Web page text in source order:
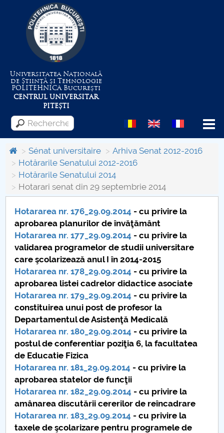
Universitatea Națională
de Știință și Tehnologie
POLITEHNICABucurești
CENTRUL UNIVERSITAR
PITEȘTI
Menu
Despre Universitate
Centrul de Management al Proiectelor
Conseil d'administration
Nr. de telefon si adrese Facultăți
Informations sur l'admission
Români de pretutindeni - ADMITERE
Sénat universitaire
Facultés
STUDENTI CUP
Ghiduri pentru STUDENȚI
Relations publiques
Sénat universitaire
Arhiva Senat 2012-2016
Hotărarile Senatului 2012-2016
Hotărarile Senatului 2014
Hotarari senat din 29 septembrie 2014
Hotararea nr. 176_29.09.2014 - cu privire la
aprobarea planurilor de învăţământ
Hotararea nr. 177_29.09.2014 - cu privire la
validarea programelor de studii universitare
care şcolarizează anul I în 2014-2015
Hotararea nr. 178_29.09.2014 - cu privire la
aprobarea listei cadrelor didactice asociate
Hotararea nr. 179_29.09.2014 - cu privire la
constituirea unui post de profesor la
Departamentul de Asistenţă Medicală
Hotararea nr. 180_29.09.2014 - cu privire la
postul de conferentiar poziţia 6, la facultatea
de Educatie Fizica
Hotararea nr. 181_29.09.2014 - cu privire la
aprobarea statelor de funcţii
Hotararea nr. 182_29.09.2014 - cu privire la
amânarea discutării cererilor de reîncadrare
Hotararea nr. 183_29.09.2014 - cu privire la
taxele de şcolarizare pentru programele de